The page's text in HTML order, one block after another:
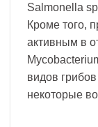
Salmonella
Кроме того,
активным в
видов
некоторые